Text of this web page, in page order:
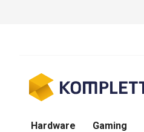
Hardware Gaming